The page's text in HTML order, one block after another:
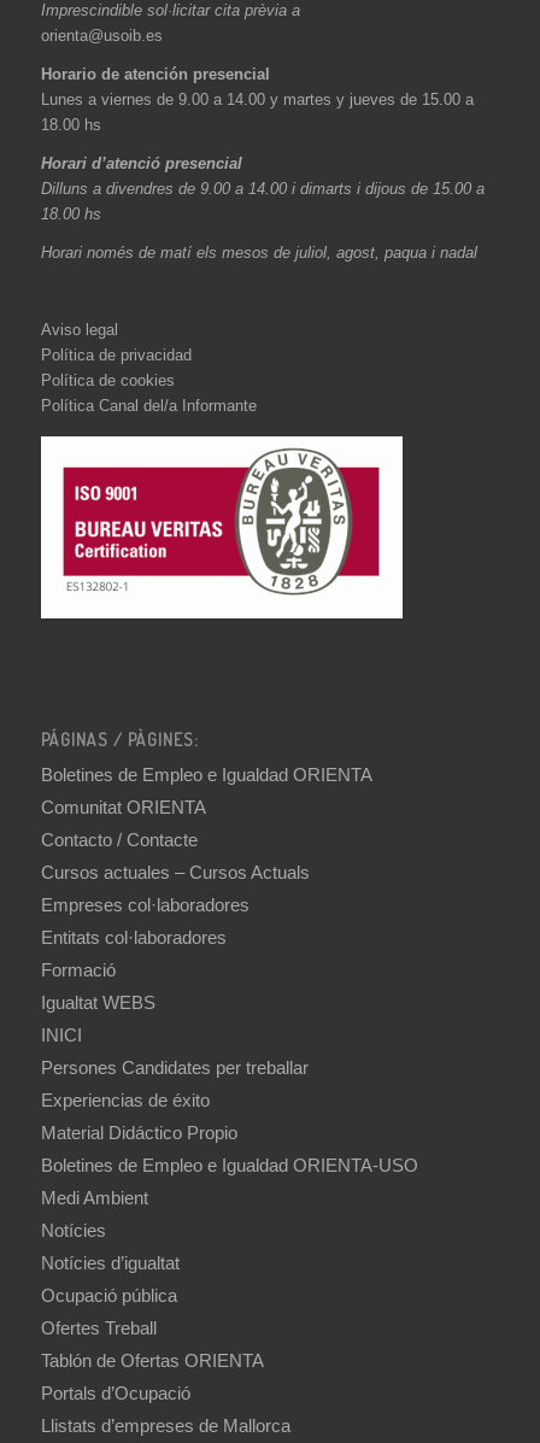
Imprescindible sol·licitar cita prèvia a
orienta@usoib.es
Horario de atención presencial
Lunes a viernes de 9.00 a 14.00 y martes y jueves de 15.00 a
18.00 hs
Horari d’atenció presencial
Dilluns a divendres de 9.00 a 14.00 i dimarts i dijous de 15.00 a
18.00 hs
Horari només de matí els mesos de juliol, agost, paqua i nadal
Aviso legal
Política de privacidad
Política de cookies
Política Canal del/a Informante
PÁGINAS / PÀGINES:
Boletines de Empleo e Igualdad ORIENTA
Comunitat ORIENTA
Contacto / Contacte
Cursos actuales – Cursos Actuals
Empreses col·laboradores
Entitats col·laboradores
Formació
Igualtat WEBS
INICI
Persones Candidates per treballar
Experiencias de éxito
Material Didáctico Propio
Boletines de Empleo e Igualdad ORIENTA-USO
Medi Ambient
Notícies
Notícies d’igualtat
Ocupació pública
Ofertes Treball
Tablón de Ofertas ORIENTA
Portals d’Ocupació
Llistats d’empreses de Mallorca